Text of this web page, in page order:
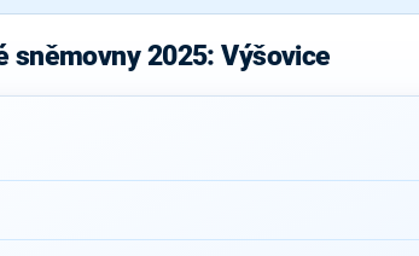
sněmovny 2025: Výšovice